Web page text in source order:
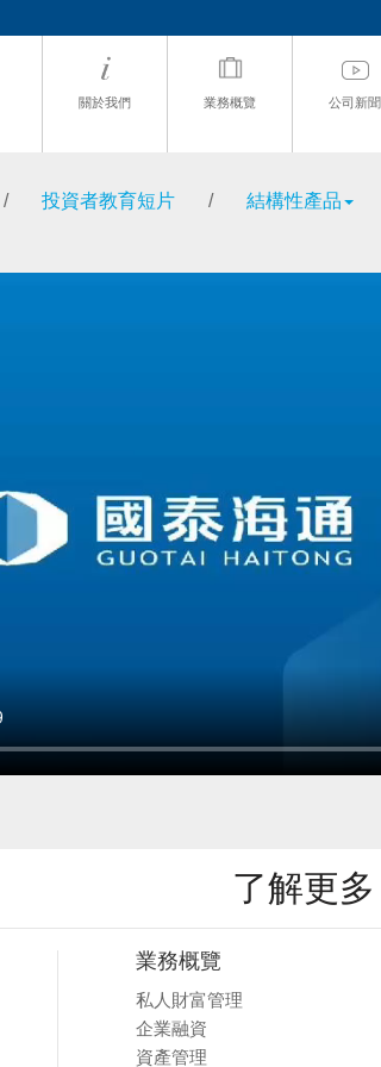
關於我們 業務概覽 公司新聞
/ 投資者教育短片 / 結構性產品
了解更多
業務概覽
私人財富管理
企業融資
資產管理